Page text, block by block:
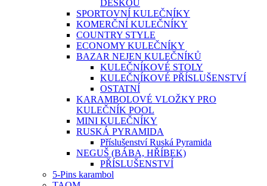
DESKOU
SPORTOVNÍ KULEČNÍKY
KOMERČNÍ KULEČNÍKY
COUNTRY STYLE
ECONOMY KULEČNÍKY
BAZAR NEJEN KULEČNÍKŮ
KULEČNÍKOVÉ STOLY
KULEČNÍKOVÉ PŘÍSLUŠENSTVÍ
OSTATNÍ
KARAMBOLOVÉ VLOŽKY PRO
KULEČNÍK POOL
MINI KULEČNÍKY
RUSKÁ PYRAMIDA
Příslušenství Ruská Pyramida
NEGUŠ (BÁBA, HŘÍBEK)
PŘÍSLUŠENSTVÍ
5-Pins karambol